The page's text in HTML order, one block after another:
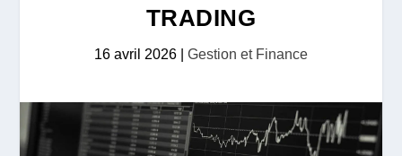
TRADING
16 avril 2026 Gestion et Finance